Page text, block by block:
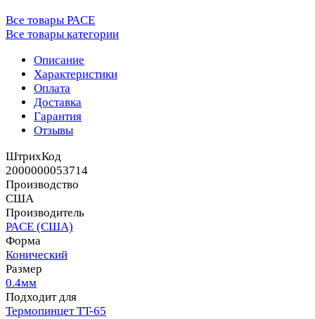
Все товары PACE
Все товары категории
Описание
Характеристики
Оплата
Доставка
Гарантия
Отзывы
ШтрихКод
2000000053714
Производство
США
Производитель
PACE (США)
Форма
Конический
Размер
0.4мм
Подходит для
Термопинцет TT-65